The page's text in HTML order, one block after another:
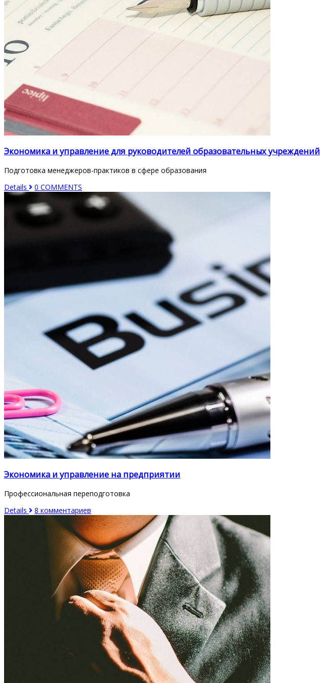
Экономика и управление для руководителей образовательных учреждений
Подготовка менеджеров-практиков в сфере образования
Details
0 COMMENTS
Экономика и управление на предприятии
Профессиональная переподготовка
Details
8 комментариев